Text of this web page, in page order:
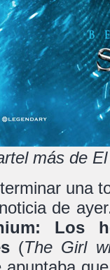
más de
una
de
Los
(The Girl